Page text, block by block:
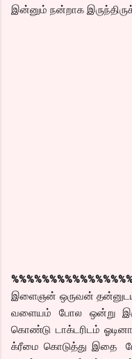
இன்னும் நன்றாக
இளைஞன் ஒருவன் தன்னுடய
வளையம் போல ஒன்று
கொண்டு டாக்டரிடம்
க்ரீமை கொடுத்து இதை